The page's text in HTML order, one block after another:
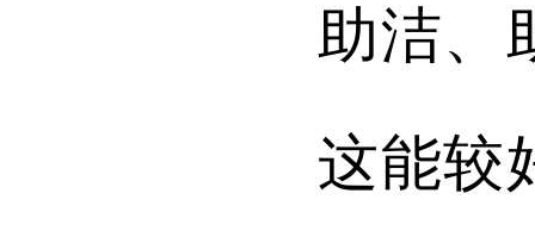
助洁、
这能较